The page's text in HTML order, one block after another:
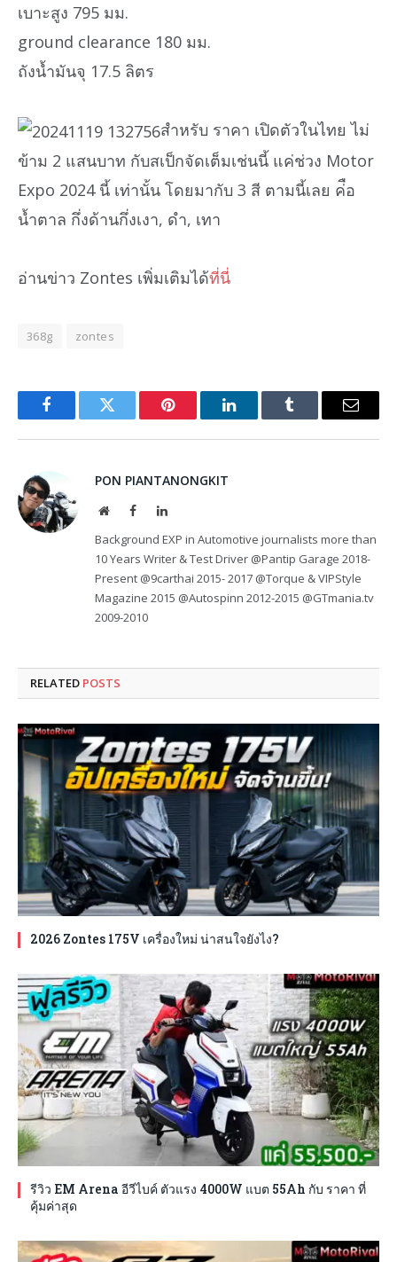
เบาะสูง 795 มม.
ground clearance 180 มม.
ถังน้ำมันจุ 17.5 ลิตร
สำหรับ ราคา เปิดตัวในไทย ไม่
ข้าม 2 แสนบาท กับสเป็กจัดเต็มเช่นนี้ แค่ช่วง Motor
Expo 2024 นี้ เท่านั้น โดยมากับ 3 สี ตามนี้เลย ค่ือ
น้ำตาล กึ่งด้านกึ่งเงา, ดำ, เทา
อ่านข่าว Zontes เพิ่มเติมได้ที่นี่
368g zontes
FacebookTwitter Pinterest LinkedInTumblr Email
PON PIANTANONGKIT
WebsiteFacebookLinkedIn
Background EXP in Automotive journalists more than
10 Years Writer & Test Driver @Pantip Garage 2018-
Present @9carthai 2015- 2017 @Torque & VIPStyle
Magazine 2015 @Autospinn 2012-2015 @GTmania.tv
2009-2010
RELATED POSTS
2026 Zontes 175V เครื่องใหม่ น่าสนใจยังไง?
รีวิว EM Arena อีวีไบค์ ตัวแรง 4000W แบต 55Ah กับ ราคา ที่
คุ้มค่าสุด